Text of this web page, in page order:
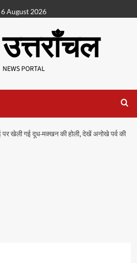
6 August 2026
NEWS PORTAL
पर खेली गई दूध-मक्खन की होली, देखें अनोखे पर्व की